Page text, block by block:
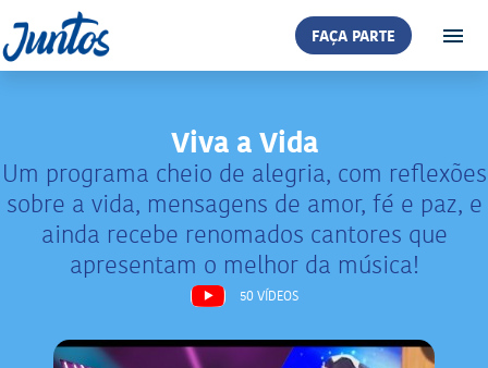
FAÇA PARTE
Viva a Vida
Um programa cheio de alegria, com reflexões
sobre a vida, mensagens de amor, fé e paz, e
ainda recebe renomados cantores que
apresentam o melhor da música!
50 VÍDEOS